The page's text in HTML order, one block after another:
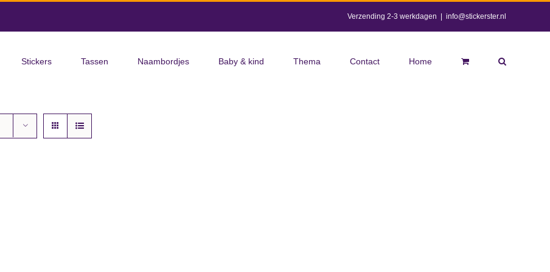
Verzending 2-3 werkdagen info@stickerster.nl
Stickers Tassen Naambordjes Baby & kind Thema Contact Home